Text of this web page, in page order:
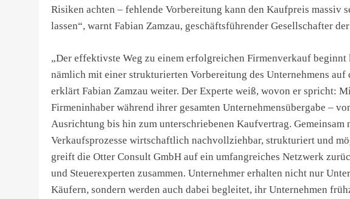
Risiken achten – fehlende Vorbereitung kann den Kaufpreis massiv
lassen“, warnt Fabian Zamzau, geschäftsführender Gesellschafter
„Der effektivste Weg zu einem erfolgreichen Firmenverkauf beginnt
nämlich mit einer strukturierten Vorbereitung des Unternehmens
erklärt Fabian Zamzau weiter. Der Experte weiß, wovon er spricht:
Firmeninhaber während ihrer gesamten Unternehmensübergabe –
Ausrichtung bis hin zum unterschriebenen Kaufvertrag. Gemeinsam
Verkaufsprozesse wirtschaftlich nachvollziehbar, strukturiert und
greift die Otter Consult GmbH auf ein umfangreiches Netzwerk
und Steuerexperten zusammen. Unternehmer erhalten nicht nur
Käufern, sondern werden auch dabei begleitet, ihr Unternehmen